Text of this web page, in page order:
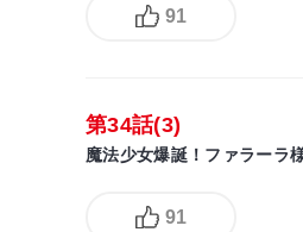
91
第34話(3)
魔法少女爆誕！ファラーラ
91